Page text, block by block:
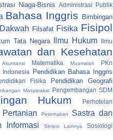
Niaga-Bisnis Administrasi Publik
Bahasa Inggris Bimbingan
Dakwah Filsafat Fisika Fisipol
Tata Negara Ilmu Hukum
Ilmu
dan Kesehatan
Matematika Muamalah PKn
Indonesia Pendidikan Bahasa Inggris
Fisika Pendidikan Geografi
Masyarakat Pengembangan SDM
Hukum Perhotelan
Pertanian Peternakan
Sastra dan
Informasi Skripsi Lainnya Sosiologi